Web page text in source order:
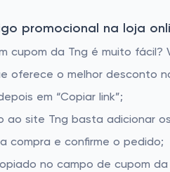
promocional na loja
cupom da Tng é muito
oferece o melhor desconto
em “Copiar link”;
ao site Tng basta adicionar
compra e confirme o pedido;
no campo de cupom da